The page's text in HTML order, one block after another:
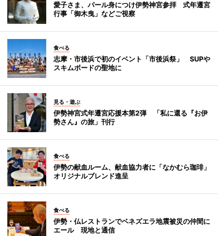
愛子さま、パール身につけ伊勢神宮参拝 式年遷宮
行事「御木曳」などご視察
食べる
志摩・市後浜で初のイベント「市後浜祭」 SUPや
スキムボードの聖地に
見る・遊ぶ
伊勢神宮式年遷宮応援本第2弾 「私に還る『お伊
勢さん』の旅」刊行
食べる
伊勢の献血ルーム、献血協力者に「なかむら珈琲」
オリジナルブレンド進呈
食べる
伊勢・仏レストランでベネズエラ地震被災の仲間に
エール 現地と通信